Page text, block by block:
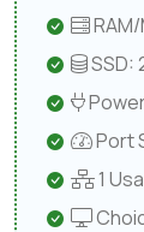
SSD:
Port
1